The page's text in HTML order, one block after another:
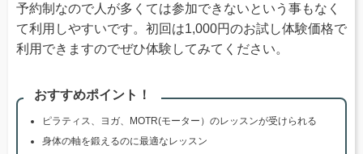
予約制なので人が多くては参加できないという事もなく
て利用しやすいです。初回は1,000円のお試し体験価格で
利用できますのでぜひ体験してみてください。
おすすめポイント！
ピラティス、ヨガ、MOTR(モーター）のレッスンが受けられる
身体の軸を鍛えるのに最適なレッスン